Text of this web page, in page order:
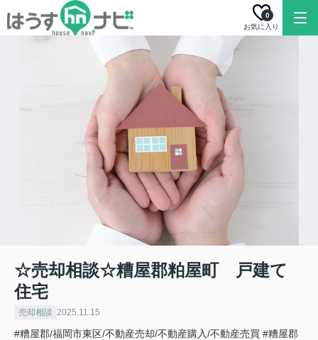
お気に入り
0
☆売却相談☆糟屋郡粕屋町 戸建て
住宅
売却相談 2025.11.15
#糟屋郡/福岡市東区/不動産売却/不動産購入/不動産売買 #糟屋郡